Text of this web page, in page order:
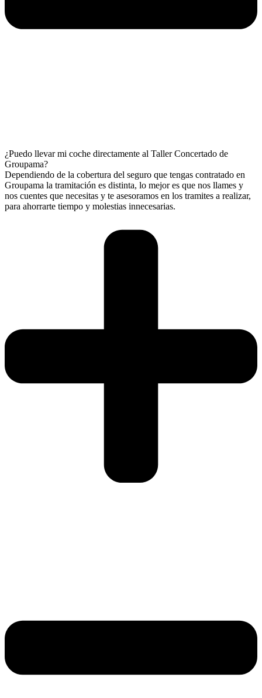
¿Puedo llevar mi coche directamente al Taller Concertado de
Groupama?
Dependiendo de la cobertura del seguro que tengas contratado en
Groupama la tramitación es distinta, lo mejor es que nos llames y
nos cuentes que necesitas y te asesoramos en los tramites a realizar,
para ahorrarte tiempo y molestias innecesarias.